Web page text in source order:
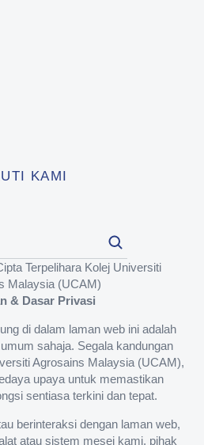
KAMI
Terpelihara Kolej Universiti
Malaysia (UCAM)
& Dasar Privasi
di dalam laman web ini adalah
sahaja. Segala kandungan
Agrosains Malaysia (UCAM),
upaya untuk memastikan
sentiasa terkini dan tepat.
berinteraksi dengan laman web,
atau sistem mesej kami, pihak